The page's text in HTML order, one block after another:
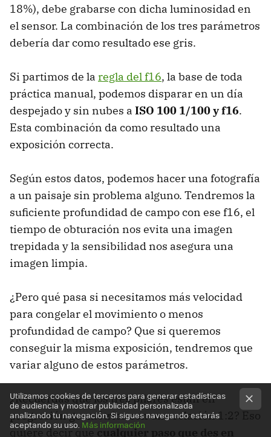
18%), debe grabarse con dicha luminosidad en
el sensor. La combinación de los tres parámetros
debería dar como resultado ese gris.
Si partimos de la regla del f16, la base de toda
práctica manual, podemos disparar en un día
despejado y sin nubes a ISO 100 1/100 y f16.
Esta combinación da como resultado una
exposición correcta.
Según estos datos, podemos hacer una fotografía
a un paisaje sin problema alguno. Tendremos la
suficiente profundidad de campo con ese f16, el
tiempo de obturación nos evita una imagen
trepidada y la sensibilidad nos asegura una
imagen limpia.
¿Pero qué pasa si necesitamos más velocidad
para congelar el movimiento o menos
profundidad de campo? Que si queremos
conseguir la misma exposición, tendremos que
variar alguno de estos parámetros.
¿Recuerdas que los tres pilares están en
progresión geométrica con una relación 1:2? Eso
quiere decir quecualquier paso que des en
Utilizamos cookies de terceros para generar estadísticas
de audiencia y mostrar publicidad personalizada
analizando tu navegación. Si sigues navegando estarás
aceptando su uso. Más información